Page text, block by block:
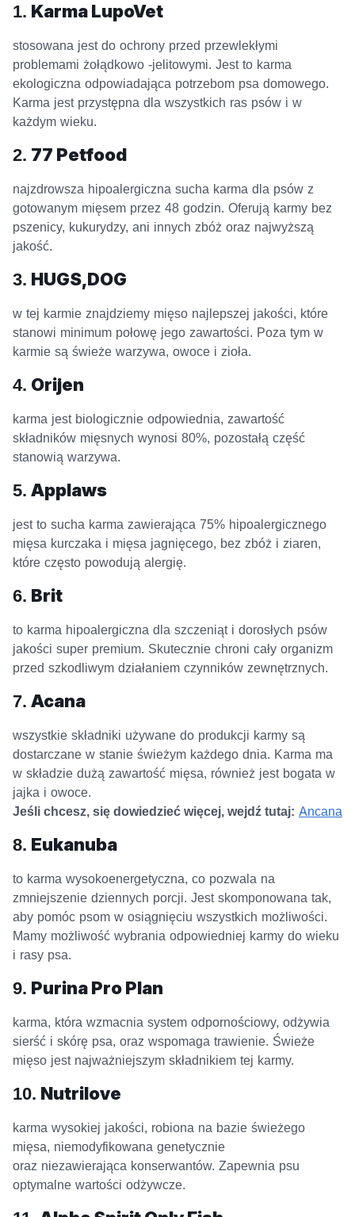
1. Karma LupoVet
stosowana jest do ochrony przed przewlekłymi
problemami żołądkowo -jelitowymi. Jest to karma
ekologiczna odpowiadająca potrzebom psa domowego.
Karma jest przystępna dla wszystkich ras psów i w
każdym wieku.
2. 77 Petfood
najzdrowsza hipoalergiczna sucha karma dla psów z
gotowanym mięsem przez 48 godzin. Oferują karmy bez
pszenicy, kukurydzy, ani innych zbóż oraz najwyższą
jakość.
3. HUGS,DOG
w tej karmie znajdziemy mięso najlepszej jakości, które
stanowi minimum połowę jego zawartości. Poza tym w
karmie są świeże warzywa, owoce i zioła.
4. Orijen
karma jest biologicznie odpowiednia, zawartość
składników mięsnych wynosi 80%, pozostałą część
stanowią warzywa.
5. Applaws
jest to sucha karma zawierająca 75% hipoalergicznego
mięsa kurczaka i mięsa jagnięcego, bez zbóż i ziaren,
które często powodują alergię.
6. Brit
to karma hipoalergiczna dla szczeniąt i dorosłych psów
jakości super premium. Skutecznie chroni cały organizm
przed szkodliwym działaniem czynników zewnętrznych.
7. Acana
wszystkie składniki używane do produkcji karmy są
dostarczane w stanie świeżym każdego dnia. Karma ma
w składzie dużą zawartość mięsa, również jest bogata w
jajka i owoce.
Jeśli chcesz, się dowiedzieć więcej, wejdź tutaj: Ancana
8. Eukanuba
to karma wysokoenergetyczna, co pozwala na
zmniejszenie dziennych porcji. Jest skomponowana tak,
aby pomóc psom w osiągnięciu wszystkich możliwości.
Mamy możliwość wybrania odpowiedniej karmy do wieku
i rasy psa.
9. Purina Pro Plan
karma, która wzmacnia system odpornościowy, odżywia
sierść i skórę psa, oraz wspomaga trawienie. Świeże
mięso jest najważniejszym składnikiem tej karmy.
10. Nutrilove
karma wysokiej jakości, robiona na bazie świeżego
mięsa, niemodyfikowana genetycznie
oraz niezawierająca konserwantów. Zapewnia psu
optymalne wartości odżywcze.